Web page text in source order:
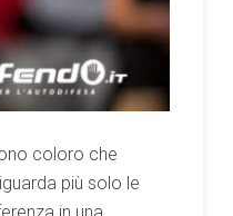
coloro che
più solo le